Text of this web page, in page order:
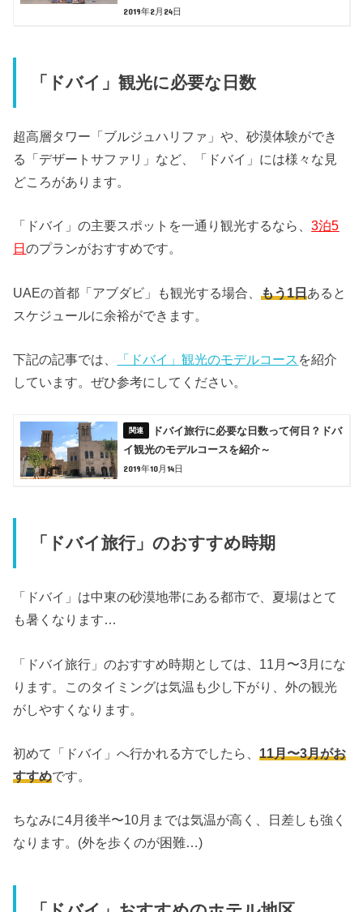
2019年2月24日
「ドバイ」観光に必要な日数
超高層タワー「ブルジュハリファ」や、砂漠体験ができ
る「デザートサファリ」など、「ドバイ」には様々な見
どころがあります。
「ドバイ」の主要スポットを一通り観光するなら、3泊5
日のプランがおすすめです。
UAEの首都「アブダビ」も観光する場合、もう1日あると
スケジュールに余裕ができます。
下記の記事では、 「ドバイ」観光のモデルコース を紹介
しています。ぜひ参考にしてください。
ドバイ旅行に必要な日数って何日？ドバ
イ観光のモデルコースを紹介～
2019年10月14日
「ドバイ旅行」のおすすめ時期
「ドバイ」は中東の砂漠地帯にある都市で、 夏場はとて
も暑くなります…
「ドバイ旅行」のおすすめ時期としては、11月〜3月にな
ります。このタイミングは気温も少し下がり、外の観光
がしやすくなります。
初めて「ドバイ」へ行かれる方でしたら、11月〜3月がお
すすめです。
ちなみに4月後半〜10月までは気温が高く、
日差しも強く
なります。(外を歩くのが困難…)